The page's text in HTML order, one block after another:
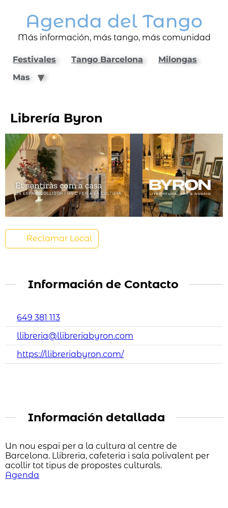
Agenda del Tango
Más información, más tango, más comunidad
Festivales Tango Barcelona
Milongas
Mas
Librería Byron
Reclamar Local
Información de Contacto
649 381 113
llibreria@llibreriabyron.com
https://llibreriabyron.com/
Información detallada
Un nou espai per a la cultura al centre de
Barcelona. Llibreria, cafeteria i sala polivalent per
acollir tot tipus de propostes culturals.
Agenda